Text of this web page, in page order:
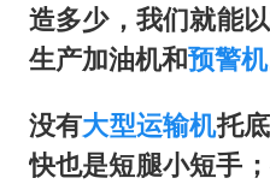
造多少，我们就能
生产加油机和预警机
没有大型运输机托
快也是短腿小短手